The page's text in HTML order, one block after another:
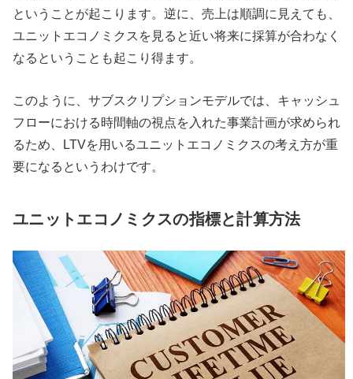
ということが起こります。逆に、売上は順調に見えても、
ユニットエコノミクスを見ると近い将来に採算が合わなく
なるということも起こり得ます。
このように、サブスクリプションモデルでは、キャッシュ
フローにおける時間軸の視点を入れた事業計画が求められ
るため、LTVを用いるユニットエコノミクスの考え方が重
要になるというわけです。
ユニットエコノミクスの指標と計算方法